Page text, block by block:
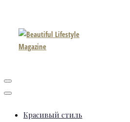
Красивый стиль